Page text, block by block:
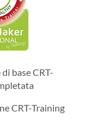
base CRT-
CRT-Training